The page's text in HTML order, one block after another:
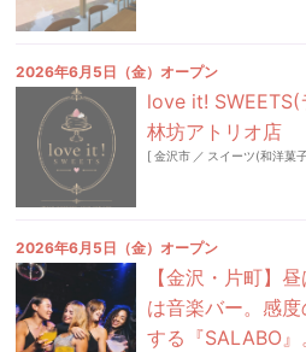
2026年6月5日（金）オープン
love it! SWEETS(
林坊アトリオ店
[金沢市 ／ スイーツ(和洋菓
2026年6月5日（金）オープン
【金沢・片町】
は音楽バー。感
する『SALABO』